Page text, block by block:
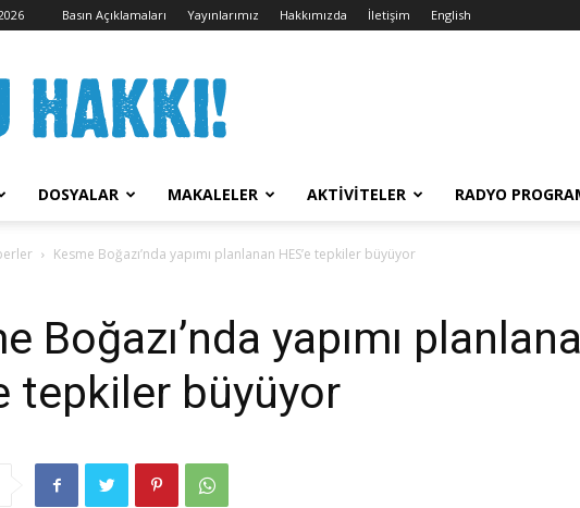
Basın Açıklamaları Yayınlarımız Hakkımızda İletişim English
Hakkı
Kampanyası
DOSYALAR MAKALELER AKTIVITELER RADYO
Kesme Boğazı’nda yapımı planlanan HES’e tepkiler büyüyor
Boğazı’nda yapımı
tepkiler büyüyor